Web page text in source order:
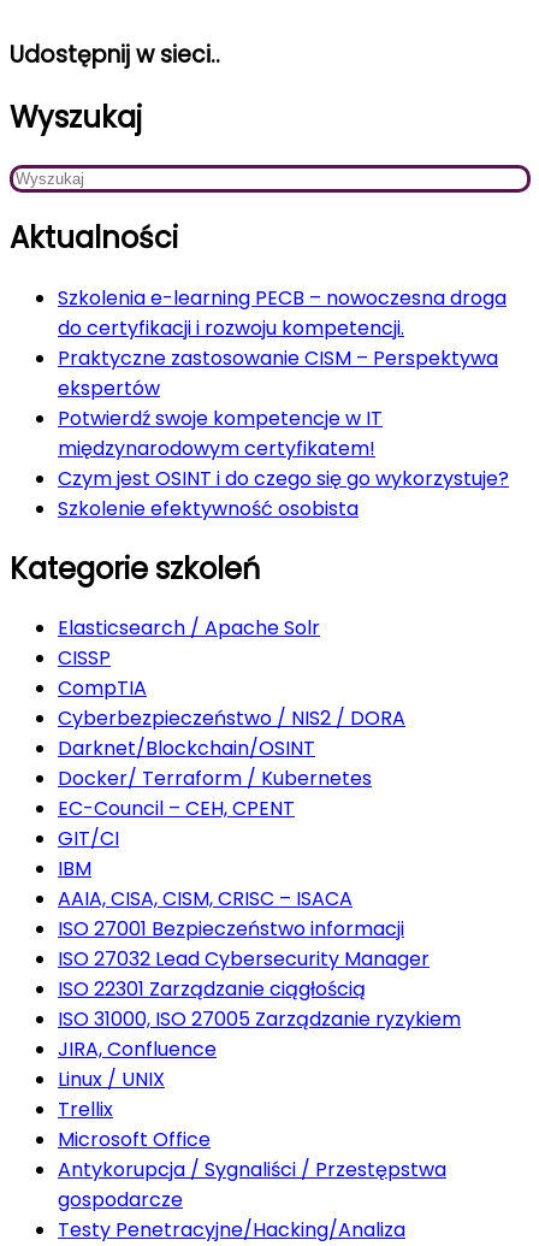
Udostępnij w sieci..
Wyszukaj
Aktualności
Szkolenia e-learning PECB – nowoczesna droga
do certyfikacji i rozwoju kompetencji.
Praktyczne zastosowanie CISM – Perspektywa
ekspertów
Potwierdź swoje kompetencje w IT
międzynarodowym certyfikatem!
Czym jest OSINT i do czego się go wykorzystuje?
Szkolenie efektywność osobista
Kategorie szkoleń
Elasticsearch / Apache Solr
CISSP
CompTIA
Cyberbezpieczeństwo / NIS2 / DORA
Darknet/Blockchain/OSINT
Docker/ Terraform / Kubernetes
EC-Council – CEH, CPENT
GIT/CI
IBM
AAIA, CISA, CISM, CRISC – ISACA
ISO 27001 Bezpieczeństwo informacji
ISO 27032 Lead Cybersecurity Manager
ISO 22301 Zarządzanie ciągłością
ISO 31000, ISO 27005 Zarządzanie ryzykiem
JIRA, Confluence
Linux / UNIX
Trellix
Microsoft Office
Antykorupcja / Sygnaliści / Przestępstwa
gospodarcze
Testy Penetracyjne/Hacking/Analiza